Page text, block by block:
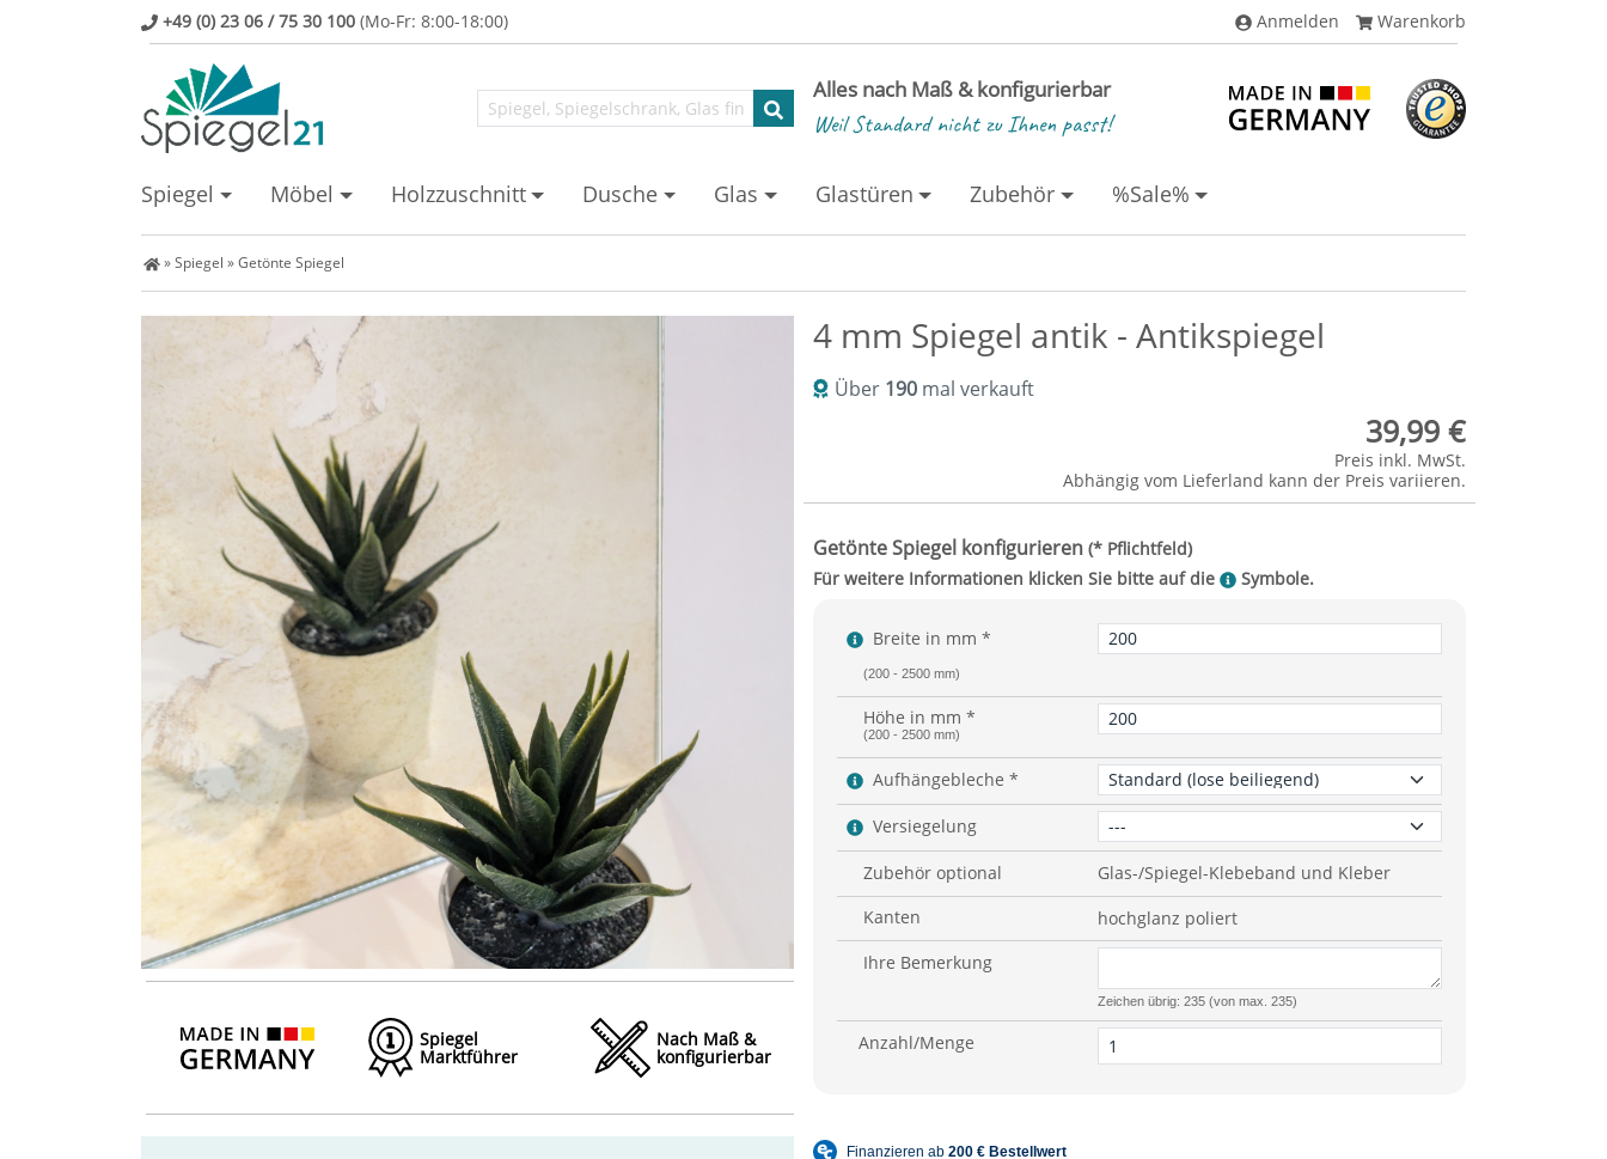
+49 (0) 23 06 / 75 30 100 (Mo-Fr: 8:00-18:00) Anmelden Warenkorb
Alles nach Maß & konfigurierbar
Weil Standard nicht zu Ihnen passt!
Spiegel Möbel Holzzuschnitt Dusche Glas Glastüren Zubehör %Sale%
Spiegel Shop
»Spiegel »Getönte Spiegel
Spiegel
Marktführer
Nach Maß &
konfigurierbar
4 mm Spiegel antik - Antikspiegel
Über 190 mal verkauft
39,99 €
Preis inkl. MwSt.
Abhängig vom Lieferland kann der Preis variieren.
Breite in mm *
(200 - 2500 mm)
Höhe in mm *
(200 - 2500 mm)
Aufhängebleche *
Versiegelung
Zubehör optional Glas-/Spiegel-Klebeband und Kleber
Kanten
hochglanz poliert
Ihre Bemerkung
Zeichen übrig: 235 (von max. 235)
Anzahl/Menge